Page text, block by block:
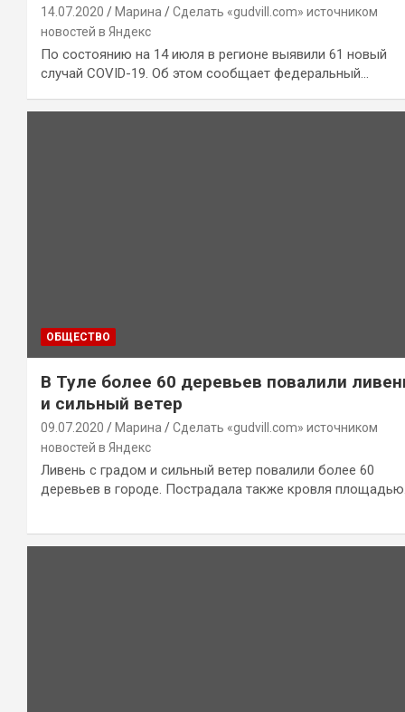
14.07.2020 Марина
Сделать «gudvill.com» источником
новостей в Яндекс
По состоянию на 14 июля в регионе выявили 61 новый
случай COVID-19. Об этом сообщает федеральный…
ОБЩЕСТВО
В Туле более 60 деревьев повалили
и сильный ветер
09.07.2020 Марина
Сделать «gudvill.com» источником
новостей в Яндекс
Ливень с градом и сильный ветер повалили более 60
деревьев в городе. Пострадала также кровля